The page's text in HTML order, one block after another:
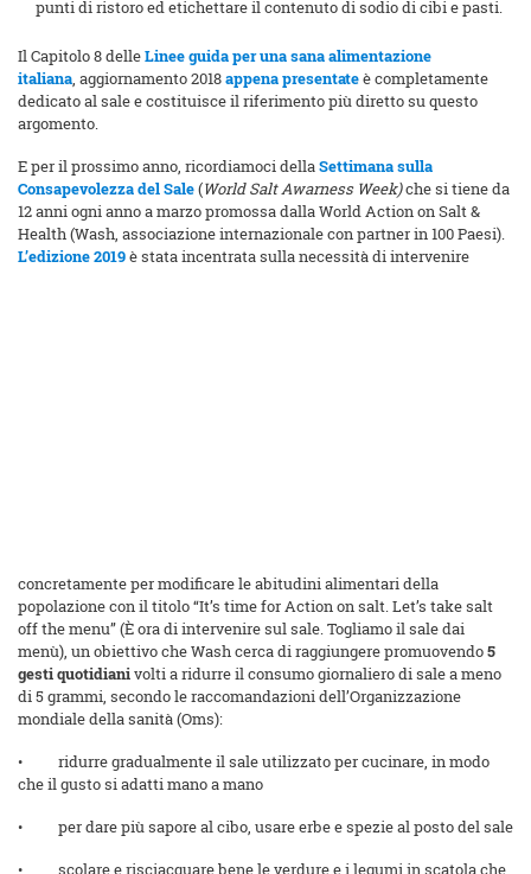
punti di ristoro ed etichettare il contenuto di sodio di cibi e pasti.
Il Capitolo 8 delleLinee guida per una sana alimentazione
italiana, aggiornamento 2018appena presentateè completamente
dedicato al sale e costituisce il riferimento più diretto su questo
argomento.
E per il prossimo anno, ricordiamoci dellaSettimana sulla
Consapevolezza del Sale(World Salt Awarness Week)che si tiene da
12 anni ogni anno a marzo promossa dalla World Action on Salt &
Health (Wash, associazione internazionale con partner in 100 Paesi).
L’edizione 2019è stata incentrata sulla necessità di intervenire
concretamente per modificare le abitudini alimentari della
popolazione con il titolo “It’s time for Action on salt. Let’s take salt
off the menu” (È ora di intervenire sul sale. Togliamo il sale dai
menù), un obiettivo che Wash cerca di raggiungere promuovendo5
gesti quotidianivolti a ridurre il consumo giornaliero di sale a meno
di 5 grammi, secondo le raccomandazioni dell’Organizzazione
mondiale della sanità (Oms):
• ridurre gradualmente il sale utilizzato per cucinare, in modo
che il gusto si adatti mano a mano
• per dare più sapore al cibo, usare erbe e spezie al posto del sale
• scolare e risciacquare bene le verdure e i legumi in scatola che